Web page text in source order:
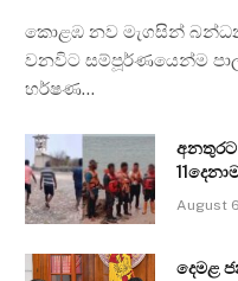
කොළඹ නව මැගසින්
වනවිට සම්පූර්ණයෙන්ම
හර්ෂණ…
අනතුරට
August
දෙමළ